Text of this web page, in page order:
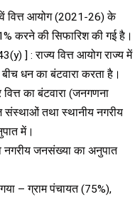
वित्त आयोग (2021-26) के
करने की सिफारिश की गई है।
] : राज्य वित्त आयोग राज्य में
धन का बंटवारा करता है।
का बंटवारा (जनगणना
संस्थाओं तथा स्थानीय नगरीय
में।
नगरीय जनसंख्या का अनुपात
– ग्राम पंचायत (75%),